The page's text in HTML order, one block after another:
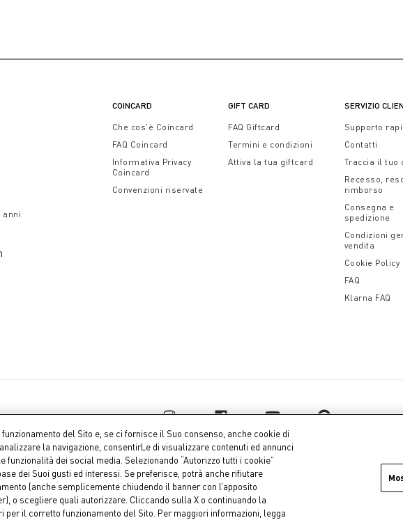
anni
COINCARD
Che cos'è Coincard
FAQ Coincard
Informativa Privacy
Coincard
Convenzioni riservate
GIFT CARD
FAQ Giftcard
Termini e condizioni
Attiva la tua giftcard
SERVIZIO
Supporto
Contatti
Traccia il tuo
Recesso,
rimborso
Consegna e
spedizione
Condizioni
vendita
Cookie Policy
FAQ
Klarna FAQ
10.123.282,23 Euro i.v. Dati
del Sito e, se ci fornisce il Suo consenso, anche cookie di
la navigazione, consentirLe di visualizzare contenuti ed annunci
dei social media. Selezionando “Autorizzo tutti i cookie”
dei Suoi gusti ed interessi. Se preferisce, potrà anche rifiutare
(anche semplicemente chiudendo il banner con l’apposito
o scegliere quali autorizzare. Cliccando sulla X o continuando la
il corretto funzionamento del Sito. Per maggiori informazioni, legga